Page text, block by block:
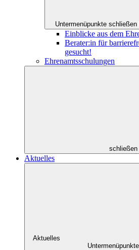
Untermenüpunkte schließen
Einblicke aus dem
Berater:in für
gesucht!
Ehrenamtsschulungen
schließen
Aktuelles
Aktuelles